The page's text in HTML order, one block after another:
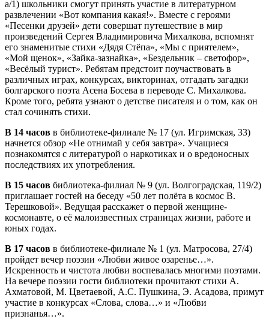
а/1) школьники смогут принять участие в литературном
развлечении «Вот компания какая!». Вместе с героями
«Песенки друзей» дети совершат путешествие в мир
произведений Сергея Владимировича Михалкова, вспомнят
его знаменитые стихи «Дядя Стёпа», «Мы с приятелем»,
«Мой щенок», «Зайка-зазнайка», «Бездельник – светофор»,
«Весёлый турист». Ребятам предстоит поучаствовать в
различных играх, конкурсах, викторинах, отгадать загадки
болгарского поэта Асена Босева в переводе С. Михалкова.
Кроме того, ребята узнают о детстве писателя и о том, как он
стал сочинять стихи.
В 14 часов в библиотеке-филиале № 17 (ул. Игримская, 33)
начнется обзор «Не отнимай у себя завтра». Учащиеся
познакомятся с литературой о наркотиках и о вредоносных
последствиях их употребления.
В 15 часов библиотека-филиал № 9 (ул. Волгоградская, 119/2)
приглашает гостей на беседу «50 лет полёта в космос В.
Терешковой». Ведущая расскажет о первой женщине-
космонавте, о её малоизвестных страницах жизни, работе и
юных годах.
В 17 часов в библиотеке-филиале № 1 (ул. Матросова, 27/4)
пройдет вечер поэзии «Любви живое озаренье…».
Искренность и чистота любви воспевалась многими поэтами.
На вечере поэзии гости библиотеки прочитают стихи А.
Ахматовой, М. Цветаевой, А.С. Пушкина, Э. Асадова, примут
участие в конкурсах «Слова, слова…» и «Любви
признанья…».